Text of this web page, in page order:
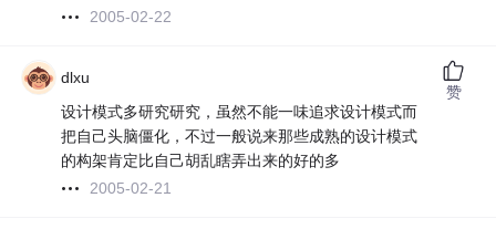
2005-02-22
dlxu
设计模式多研究研究，虽然不能一味追求设计模式而
把自己头脑僵化，不过一般说来那些成熟的设计模式
的构架肯定比自己胡乱瞎弄出来的好的多
2005-02-21
赞